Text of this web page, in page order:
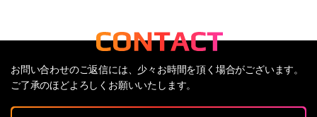
お問い合わせのご返信には、少々お時間を頂く場合がございます。
ご了承のほどよろしくお願いいたします。